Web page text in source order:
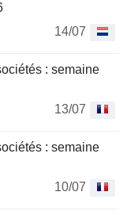
14/07
: semaine
13/07
: semaine
10/07